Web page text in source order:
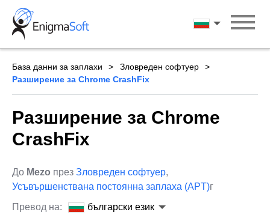
Skip
content
български
База данни за заплахи
Зловреден софтуер
Разширение за Chrome CrashFix
Разширение за Chrome
CrashFix
До Mezo през Зловреден софтуер,
Усъвършенствана постоянна заплаха (APT)г
Превод на:
български език